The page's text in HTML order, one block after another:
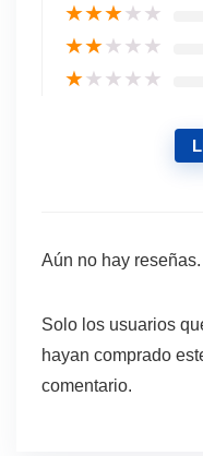
★★★★★
★★★★★
★★★★★
Aún no hay reseñas.
Solo los usuarios
hayan comprado
comentario.